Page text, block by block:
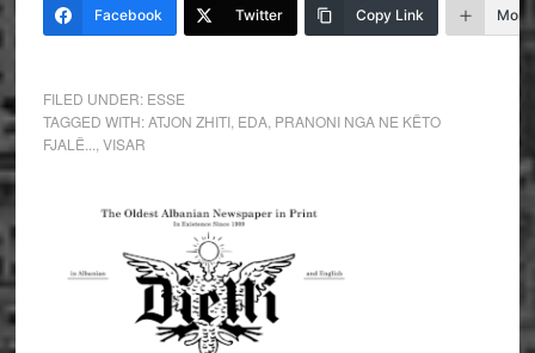
Facebook Twitter Copy Link More
FILED UNDER: ESSE
TAGGED WITH:ATJON ZHITI, EDA, PRANONI NGA NE KËTO
FJALË...
VISAR